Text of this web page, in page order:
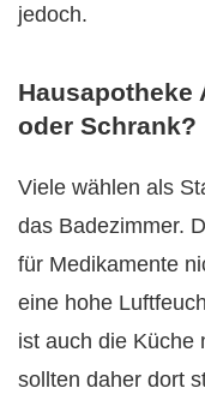
jedoch.
Hausapotheke
oder Schrank?
Viele wählen als
das Badezimmer.
für Medikamente
eine hohe
ist auch die Küche
sollten daher dort